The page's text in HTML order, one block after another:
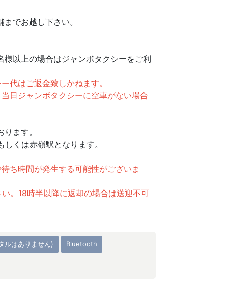
でお越し下さい。
以上の場合はジャンボタクシーをご利
代はご返金致しかねます。
日ジャンボタクシーに空車がない場合
ます。
くは赤嶺駅となります。
ち時間が発生する可能性がございま
。18時半以降に返却の場合は送迎不可
ルはありません) Bluetooth